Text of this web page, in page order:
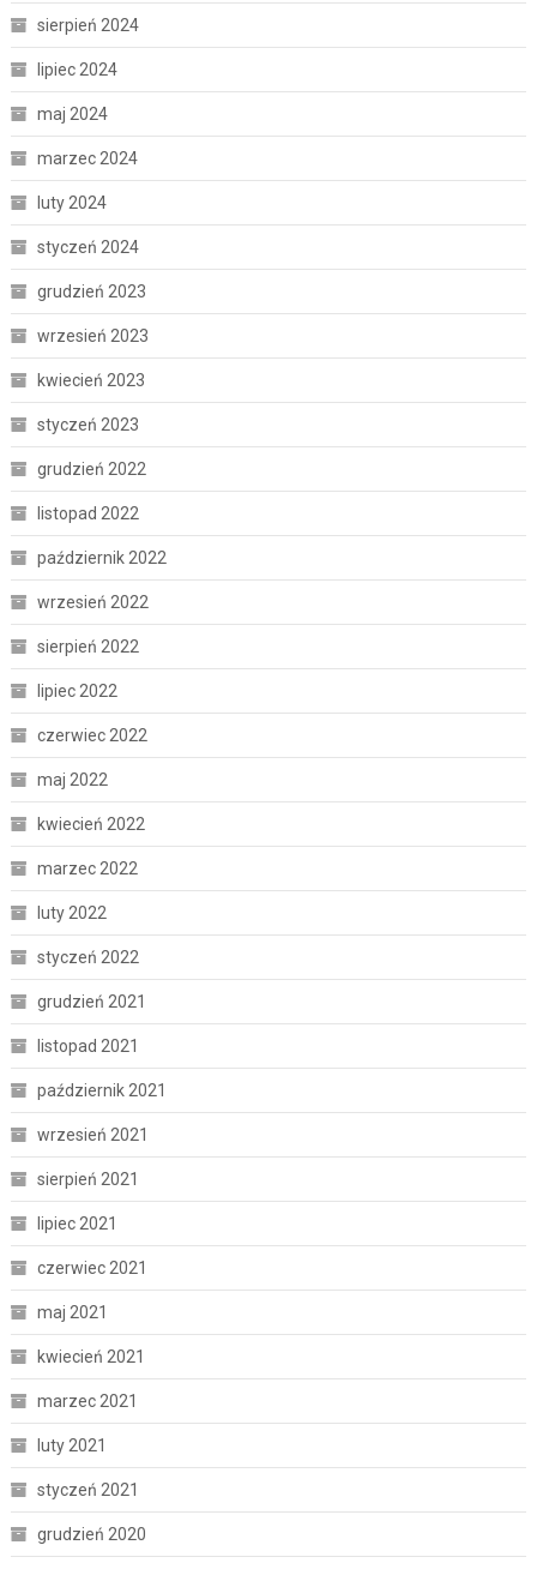
sierpień 2024
lipiec 2024
maj 2024
marzec 2024
luty 2024
styczeń 2024
grudzień 2023
wrzesień 2023
kwiecień 2023
styczeń 2023
grudzień 2022
listopad 2022
październik 2022
wrzesień 2022
sierpień 2022
lipiec 2022
czerwiec 2022
maj 2022
kwiecień 2022
marzec 2022
luty 2022
styczeń 2022
grudzień 2021
listopad 2021
październik 2021
wrzesień 2021
sierpień 2021
lipiec 2021
czerwiec 2021
maj 2021
kwiecień 2021
marzec 2021
luty 2021
styczeń 2021
grudzień 2020